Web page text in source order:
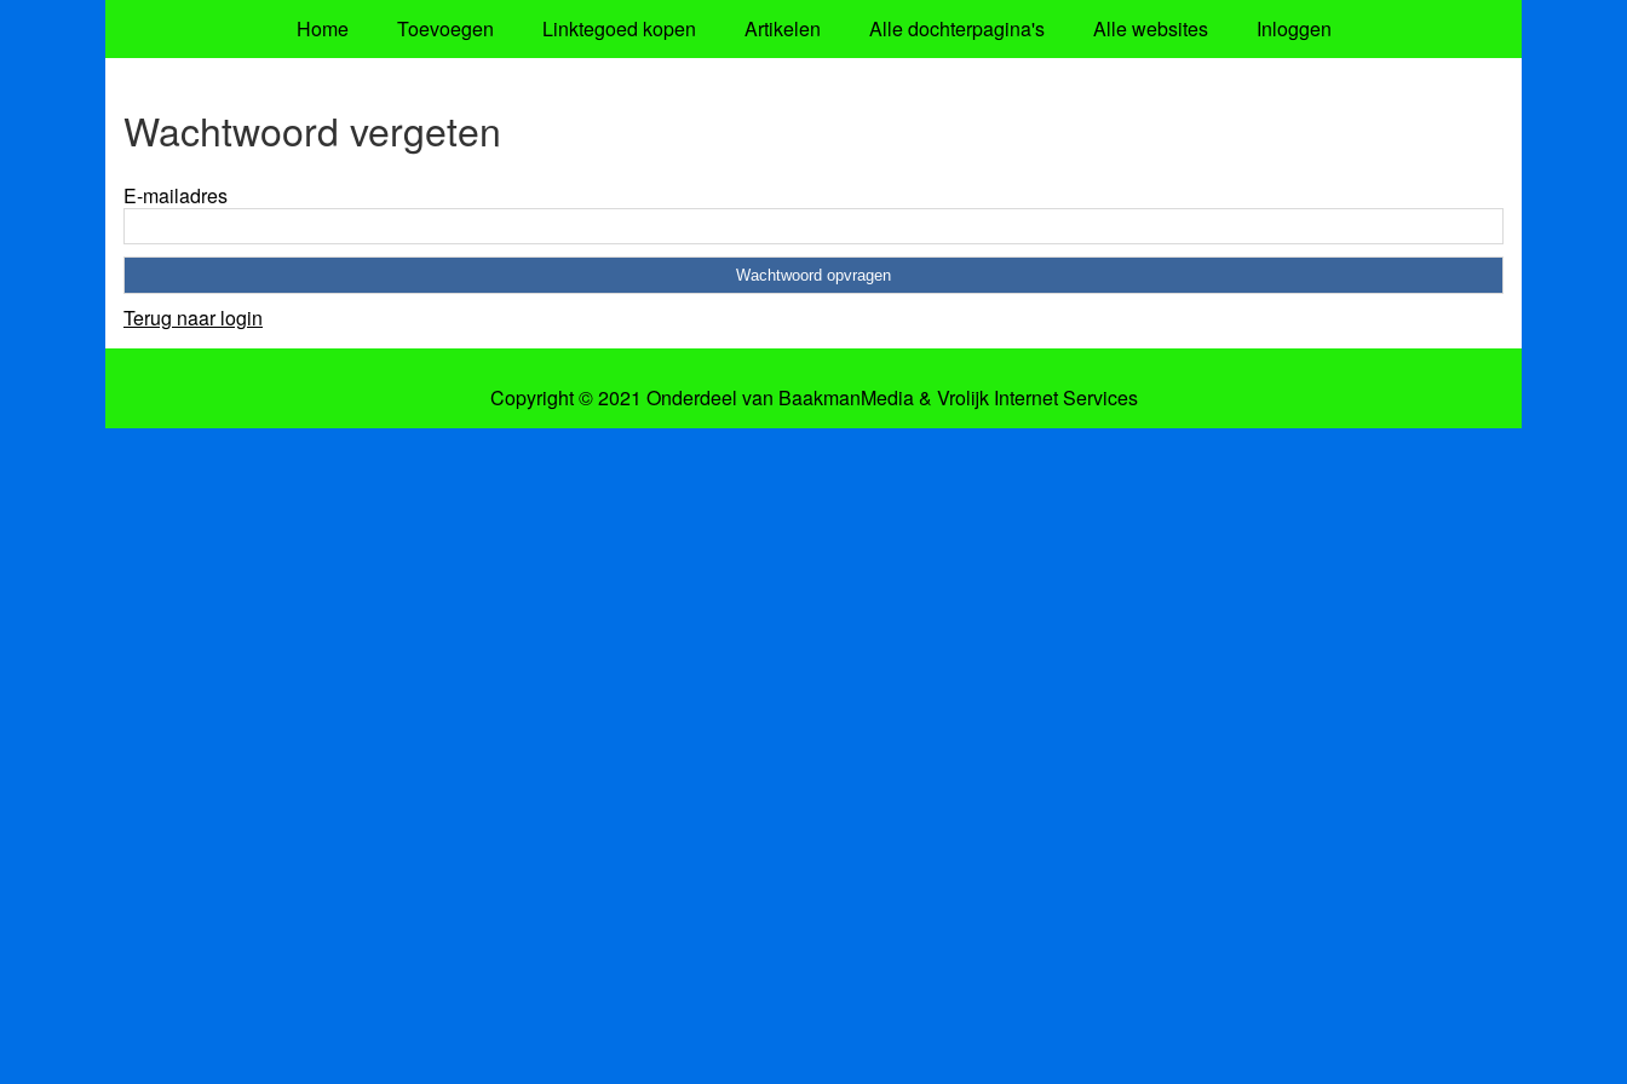
Home Toevoegen Linktegoed kopen Artikelen Alle dochterpagina's Alle websites Inloggen
Wachtwoord vergeten
E-mailadres
Terug naar login
Copyright © 2021 Onderdeel van BaakmanMedia& Vrolijk Internet Services